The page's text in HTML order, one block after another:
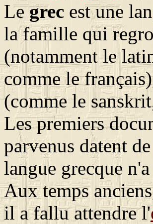
Legrec est une
la famille qui
(notamment le
comme le
(comme le
Les premiers
parvenus datent
langue grecque
Aux temps
il a fallu attendre l'